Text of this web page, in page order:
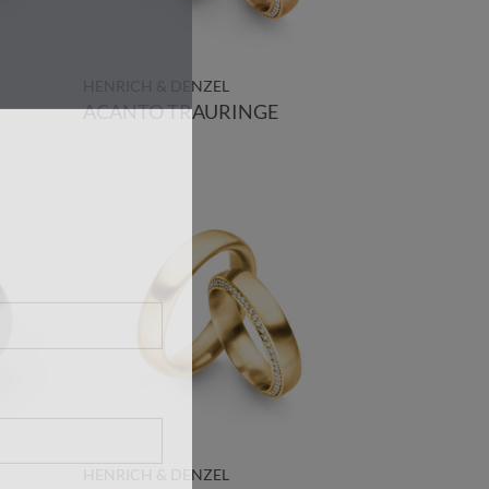
HENRICH & DENZEL
ACANTO TRAURINGE
HENRICH & DENZEL